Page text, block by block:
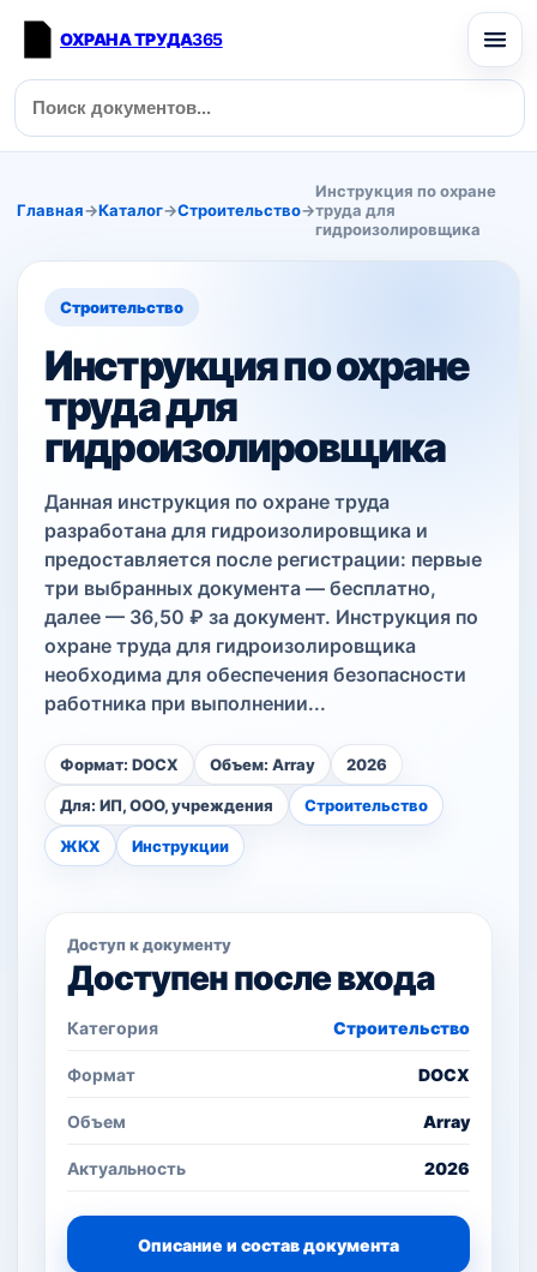
ОХРАНА ТРУДА365
Главная→Каталог→Строительство→
Инструкция по охране
труда для
гидроизолировщика
Строительство
Инструкция по охране
труда для
гидроизолировщика
Данная инструкция по охране труда
разработана для гидроизолировщика и
предоставляется после регистрации: первые
три выбранных документа — бесплатно,
далее — 36,50 ₽ за документ. Инструкция по
охране труда для гидроизолировщика
необходима для обеспечения безопасности
работника при выполнении...
Формат: DOCX Объем: Array 2026
Для: ИП, ООО, учреждения Строительство
ЖКХ Инструкции
Доступ к документу
Доступен после входа
Категория Строительство
Формат DOCX
Объем Array
Актуальность 2026
Описание и состав документа